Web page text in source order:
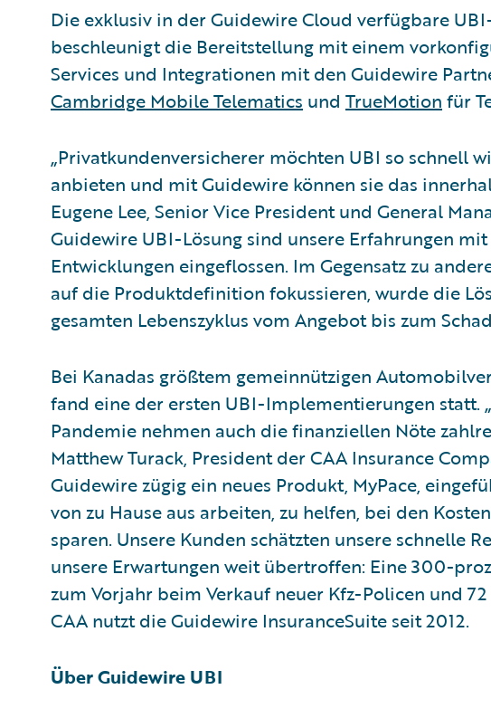
Die exklusiv in der Guidewire Cloud verfügbare
beschleunigt die Bereitstellung mit einem
Services und Integrationen mit den Guidewire
Cambridge Mobile Telematics und TrueMotion für
„Privatkundenversicherer möchten UBI so schnell
anbieten und mit Guidewire können sie das
Eugene Lee, Senior Vice President und General
Guidewire UBI-Lösung sind unsere Erfahrungen
Entwicklungen eingeflossen. Im Gegensatz zu
auf die Produktdefinition fokussieren, wurde die
gesamten Lebenszyklus vom Angebot bis zum
Bei Kanadas größtem gemeinnützigen
fand eine der ersten UBI-Implementierungen statt.
Pandemie nehmen auch die finanziellen Nöte
Matthew Turack, President der CAA Insurance
Guidewire zügig ein neues Produkt, MyPace,
von zu Hause aus arbeiten, zu helfen, bei den
sparen. Unsere Kunden schätzten unsere schnelle
unsere Erwartungen weit übertroffen: Eine 300-
zum Vorjahr beim Verkauf neuer Kfz-Policen und
CAA nutzt die Guidewire InsuranceSuite seit 2012.
Über Guidewire UBI